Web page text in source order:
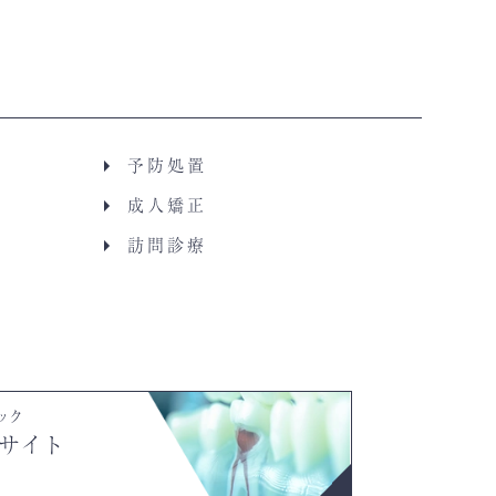
予防処置
成人矯正
訪問診療
ク
イト